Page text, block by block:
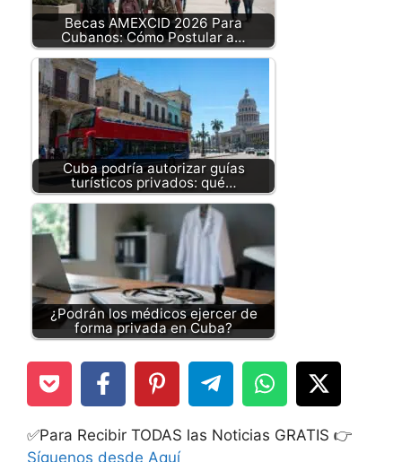
Becas AMEXCID 2026 Para
Cubanos: Cómo Postular a…
Cuba podría autorizar guías
turísticos privados: qué…
¿Podrán los médicos ejercer de
forma privada en Cuba?
✅Para Recibir TODAS las Noticias GRATIS 👉
Síguenos desde Aquí